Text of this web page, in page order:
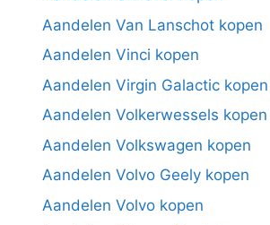
Aandelen Van Lanschot kopen
Aandelen Vinci kopen
Aandelen Virgin Galactic kopen
Aandelen Volkerwessels kopen
Aandelen Volkswagen kopen
Aandelen Volvo Geely kopen
Aandelen Volvo kopen